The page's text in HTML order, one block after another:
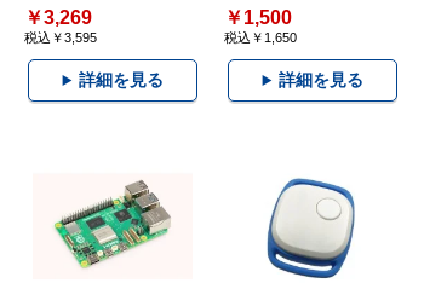
￥3,269
税込￥3,595
詳細を見る
￥1,500
税込￥1,650
詳細を見る